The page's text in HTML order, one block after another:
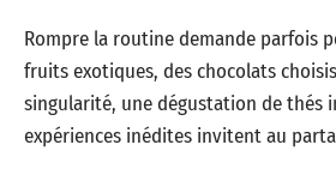
Rompre la routine demande parfois
fruits exotiques, des chocolats
singularité, une dégustation de thés
expériences inédites invitent au